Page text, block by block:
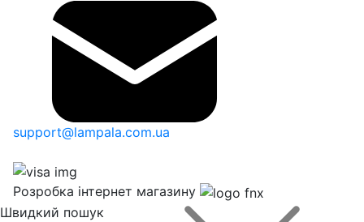
support@lampala.com.ua
Розробка інтернет магазину
Швидкий пошук